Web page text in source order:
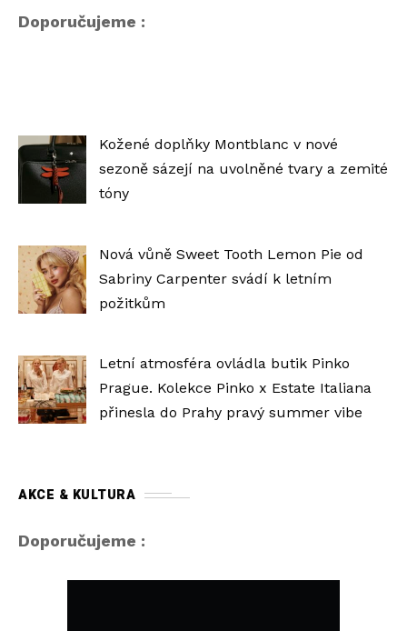
Doporučujeme :
Kožené doplňky Montblanc v nové
sezoně sázejí na uvolněné tvary a zemité
tóny
Nová vůně Sweet Tooth Lemon Pie od
Sabriny Carpenter svádí k letním
požitkům
Letní atmosféra ovládla butik Pinko
Prague. Kolekce Pinko x Estate Italiana
přinesla do Prahy pravý summer vibe
AKCE & KULTURA
Doporučujeme :